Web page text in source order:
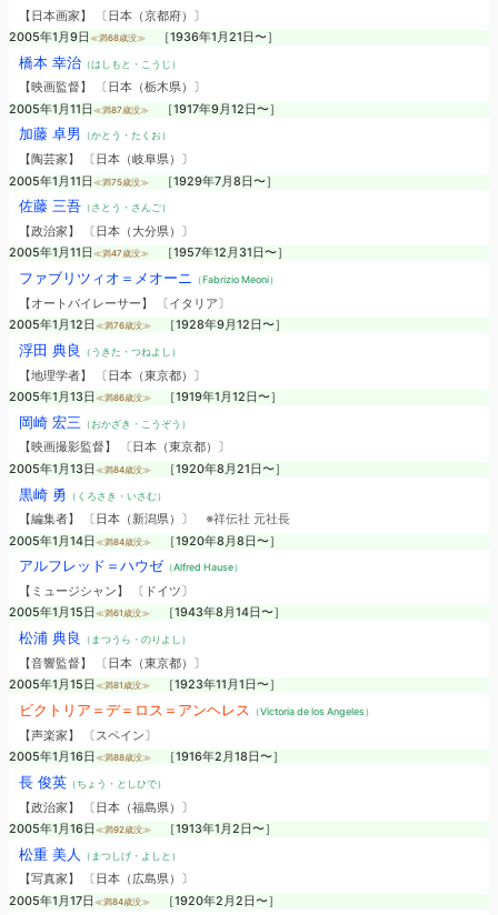
【日本画家】 〔日本（京都府）〕
2005年1月9日 ≪満68歳没≫ ［1936年1月21日〜］
橋本 幸治（はしもと・こうじ）
【映画監督】 〔日本（栃木県）〕
2005年1月11日 ≪満87歳没≫ ［1917年9月12日〜］
加藤 卓男 （かとう・たくお）
【陶芸家】 〔日本（岐阜県）〕
2005年1月11日 ≪満75歳没≫ ［1929年7月8日〜］
佐藤 三吾（さとう・さんご）
【政治家】 〔日本（大分県）〕
2005年1月11日 ≪満47歳没≫ ［1957年12月31日〜］
ファブリツィオ＝メオーニ （Fabrizio Meoni）
【オートバイレーサー】 〔イタリア〕
2005年1月12日 ≪満76歳没≫ ［1928年9月12日〜］
浮田 典良 （うきた・つねよし）
【地理学者】 〔日本（東京都）〕
2005年1月13日 ≪満86歳没≫ ［1919年1月12日〜］
岡崎 宏三 （おかざき・こうぞう）
【映画撮影監督】 〔日本（東京都）〕
2005年1月13日 ≪満84歳没≫ ［1920年8月21日〜］
黒崎 勇 （くろさき・いさむ）
【編集者】 〔日本（新潟県）〕 ※祥伝社 元社長
2005年1月14日 ≪満84歳没≫ ［1920年8月8日〜］
アルフレッド＝ハウゼ （Alfred Hause）
【ミュージシャン】 〔ドイツ〕
2005年1月15日 ≪満61歳没≫ ［1943年8月14日〜］
松浦 典良 （まつうら・のりよし）
【音響監督】 〔日本（東京都）〕
2005年1月15日 ≪満81歳没≫ ［1923年11月1日〜］
ビクトリア＝デ＝ロス＝アンヘレス （Victoria de los Angeles）
【声楽家】 〔スペイン〕
2005年1月16日 ≪満88歳没≫ ［1916年2月18日〜］
長 俊英（ちょう・としひで）
【政治家】 〔日本（福島県）〕
2005年1月16日 ≪満92歳没≫ ［1913年1月2日〜］
松重 美人 （まつしげ・よしと）
【写真家】 〔日本（広島県）〕
2005年1月17日 ≪満84歳没≫ ［1920年2月2日〜］